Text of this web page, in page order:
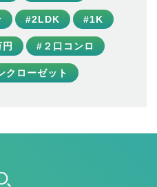
#2LDK #1K
#２口コンロ
クローゼット